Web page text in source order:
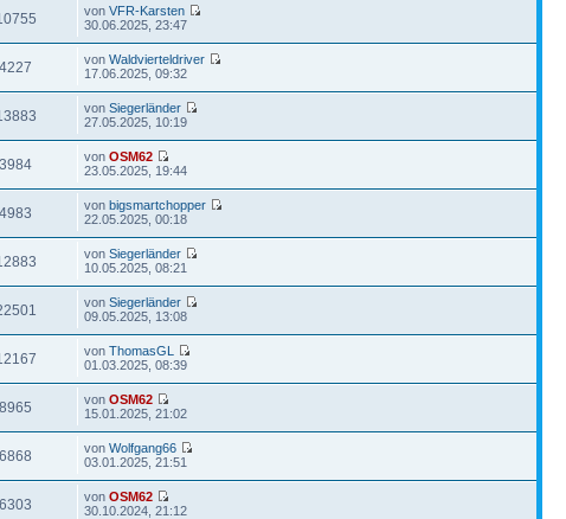
vonVFR-Karsten
30.06.2025, 23:47
4227 vonWaldvierteldriver
17.06.2025, 09:32
vonSiegerländer
27.05.2025, 10:19
3984 vonOSM62
23.05.2025, 19:44
4983 vonbigsmartchopper
22.05.2025, 00:18
vonSiegerländer
10.05.2025, 08:21
vonSiegerländer
09.05.2025, 13:08
vonThomasGL
01.03.2025, 08:39
8965 vonOSM62
15.01.2025, 21:02
6868 vonWolfgang66
03.01.2025, 21:51
6303 vonOSM62
30.10.2024, 21:12